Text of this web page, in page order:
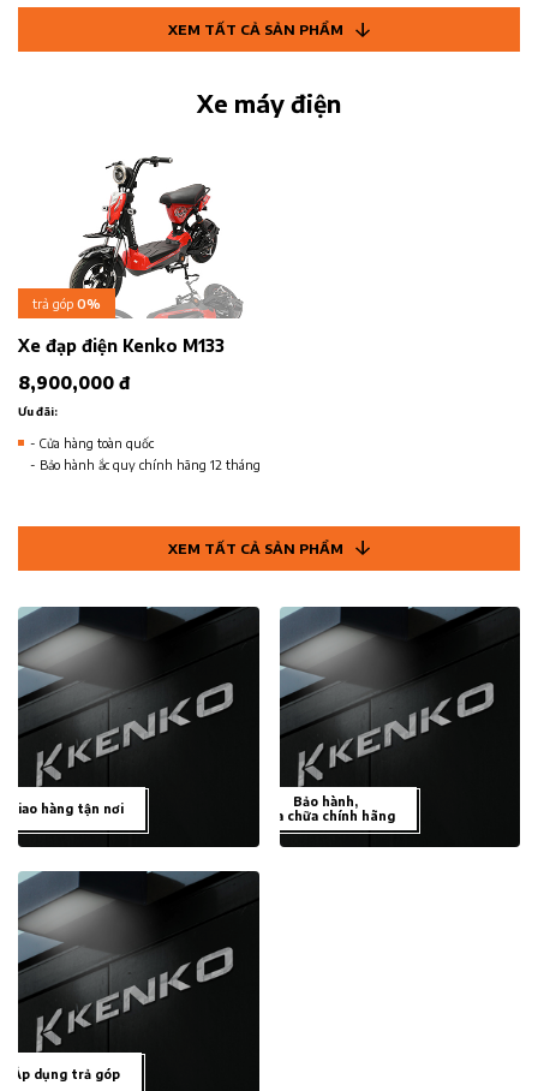
XEM TẤT CẢ SẢN PHẨM
Xe máy điện
trả góp 0%
Xe đạp điện Kenko M133
8,900,000 đ
Ưu đãi:
- Cửa hàng toàn quốc
- Bảo hành ắc quy chính hãng 12 tháng
XEM TẤT CẢ SẢN PHẨM
Giao hàng tận nơi
Bảo hành,
sửa chữa chính hãng
Áp dụng trả góp